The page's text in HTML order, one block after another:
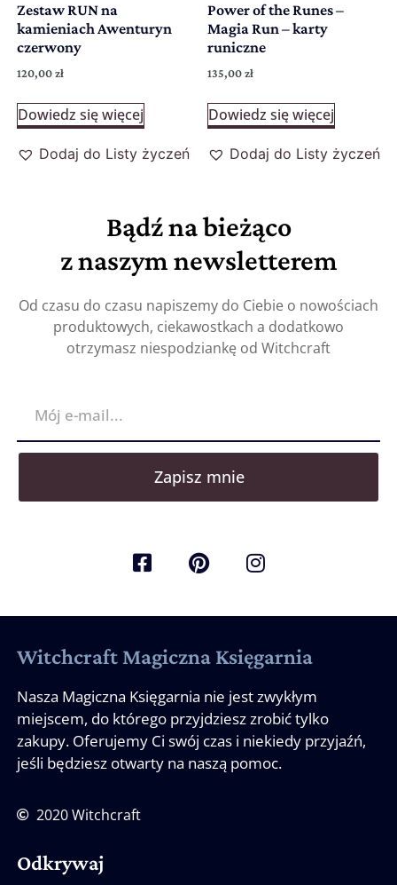
Zestaw RUN na
kamieniach Awenturyn
czerwony
120,00 zł
Dowiedz się więcej
Dodaj do Listy życzeń
Power of the Runes –
Magia Run – karty
runiczne
135,00 zł
Dowiedz się więcej
Dodaj do Listy życzeń
Bądź na bieżąco
z naszym newsletterem
Od czasu do czasu napiszemy do Ciebie o nowościach
produktowych, ciekawostkach a dodatkowo
otrzymasz niespodziankę od Witchcraft
Zapisz mnie
Witchcraft Magiczna Księgarnia
Nasza Magiczna Księgarnia nie jest zwykłym
miejscem, do którego przyjdziesz zrobić tylko
zakupy. Oferujemy Ci swój czas i niekiedy przyjaźń,
jeśli będziesz otwarty na naszą pomoc.
2020 Witchcraft
Odkrywaj